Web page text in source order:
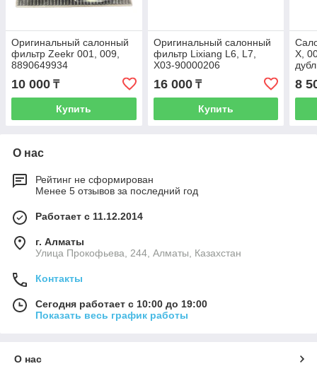
Оригинальный салонный
фильтр Zeekr 001, 009,
8890649934
10 000 ₸
Купить
Оригинальный салонный
фильтр Lixiang L6, L7,
X03-90000206
16 000₸
Купить
X,
8
О нас
Рейтинг не сформирован
Менее 5 отзывов за последний год
Работает с 11.12.2014
г. Алматы
​Улица Прокофьева, 244, Алматы, Казахстан
Контакты
Сегодня работает с 10:00 до 19:00
Показать весь график работы
О нас